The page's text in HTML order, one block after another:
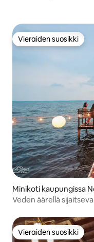
Vieraiden suosikki
Vieraiden suosikki
Minikoti kaupungissa
Veden äärellä
Vieraiden suosikki
Vieraiden suosikki